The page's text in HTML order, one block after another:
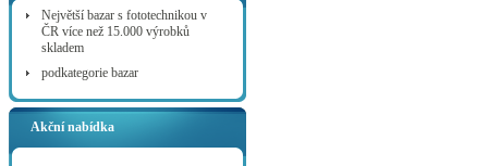
Největší bazar s fototechnikou v
ČR více než 15.000 výrobků
skladem
podkategorie bazar
Akční nabídka